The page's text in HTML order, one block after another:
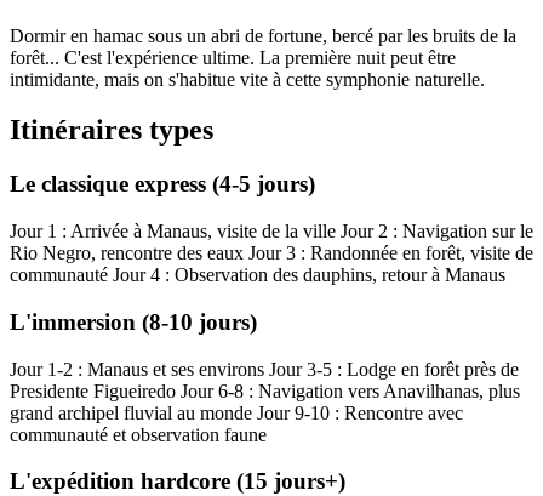
Dormir en hamac sous un abri de fortune, bercé par les bruits de la
forêt... C'est l'expérience ultime. La première nuit peut être
intimidante, mais on s'habitue vite à cette symphonie naturelle.
Itinéraires types
Le classique express (4-5 jours)
Jour 1 : Arrivée à Manaus, visite de la ville Jour 2 : Navigation sur le
Rio Negro, rencontre des eaux Jour 3 : Randonnée en forêt, visite de
communauté Jour 4 : Observation des dauphins, retour à Manaus
L'immersion (8-10 jours)
Jour 1-2 : Manaus et ses environs Jour 3-5 : Lodge en forêt près de
Presidente Figueiredo Jour 6-8 : Navigation vers Anavilhanas, plus
grand archipel fluvial au monde Jour 9-10 : Rencontre avec
communauté et observation faune
L'expédition hardcore (15 jours+)